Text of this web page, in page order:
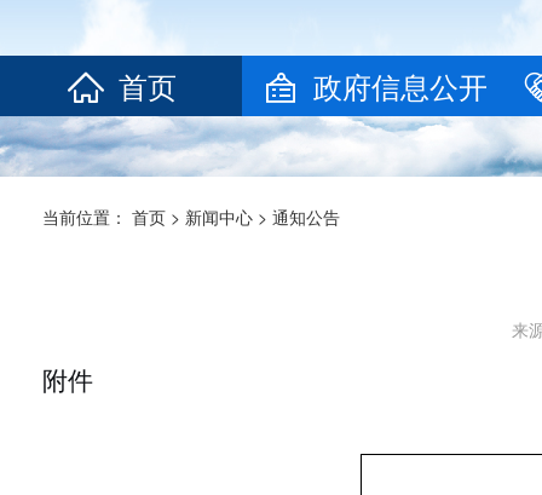
首页 政府信息公开
当前位置： 首页 > 新闻中心 > 通知公告
来
附件